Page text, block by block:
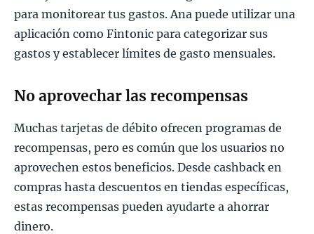
para monitorear tus gastos. Ana puede utilizar una
aplicación como Fintonic para categorizar sus
gastos y establecer límites de gasto mensuales.
No aprovechar las recompensas
Muchas tarjetas de débito ofrecen programas de
recompensas, pero es común que los usuarios no
aprovechen estos beneficios. Desde cashback en
compras hasta descuentos en tiendas específicas,
estas recompensas pueden ayudarte a ahorrar
dinero.